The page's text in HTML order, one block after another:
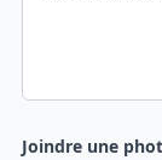
Joindre une